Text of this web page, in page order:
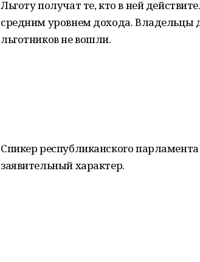
Льготу получат те, кто в ней
средним уровнем дохода. Владельцы
льготников не вошли.
Спикер республиканского
заявительный характер.